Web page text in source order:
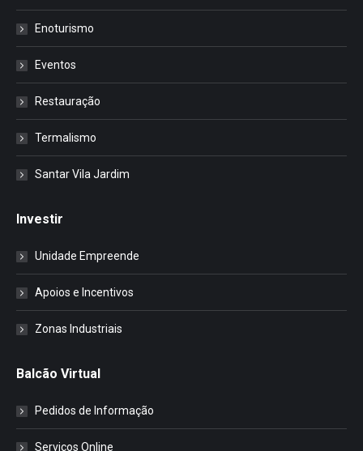
Enoturismo
Eventos
Restauração
Termalismo
Santar Vila Jardim
Investir
Unidade Empreende
Apoios e Incentivos
Zonas Industriais
Balcão Virtual
Pedidos de Informação
Serviços Online